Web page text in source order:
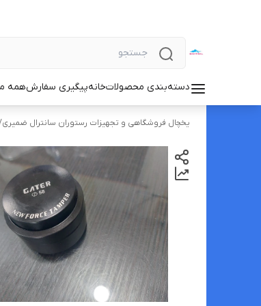
دسته‌بندی محصولاتخانهپیگیری سفارشهمه
یخچال فروشگاهی و تجهیزات رستوران سانترال ضمیری